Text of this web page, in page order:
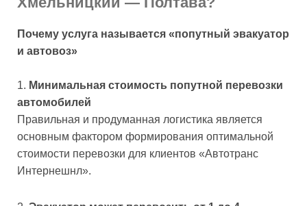
Почему услуга называется «попутный эвакуатор
и автовоз»
Минимальная стоимость попутной перевозки
автомобилей
Правильная и продуманная логистика является
основным фактором формирования оптимальной
стоимости перевозки для клиентов «Автотранс
Интернешнл».